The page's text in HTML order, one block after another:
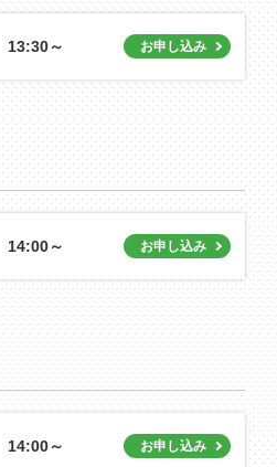
13:30～
14:00～
14:00～